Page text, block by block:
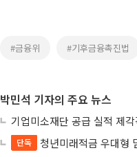
#금융위 #기후금융촉진법
박민석 기자의 주요 뉴스
기업미소재단 공급 실적 제
단독
청년미래적금 우대형